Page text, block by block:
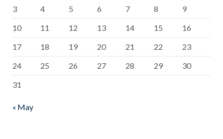
3
4 5 6 7 8
9
10
11 12 13 14 15
16
17
18 19 20 21 22
23
24
25 26 27 28 29
30
31
« May